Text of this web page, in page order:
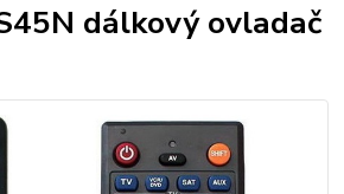
dálkový ovladač